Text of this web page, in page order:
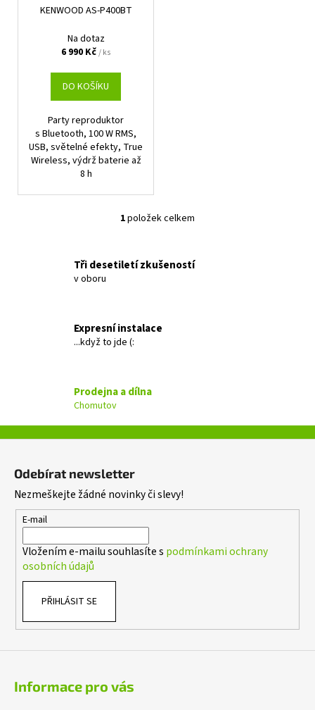
KENWOOD AS-P400BT
Na dotaz
6 990 Kč/ ks
DO KOŠÍKU
Party reproduktor
s Bluetooth, 100 W RMS,
USB, světelné efekty, True
Wireless, výdrž baterie až
8 h
O
l
á
í
v
ý
s
1položek celkem
Tři desetiletí zkušeností
v oboru
Expresní instalace
...když to jde (:
Prodejna a dílna
Chomutov
Odebírat newsletter
Nezmeškejte žádné novinky či slevy!
E-mail
Vložením e-mailu souhlasíte s podmínkami ochrany
osobních údajů
PŘIHLÁSIT SE
Informace pro vás